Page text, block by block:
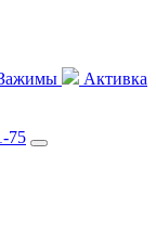
Активка
75